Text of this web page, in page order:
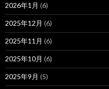
2026年1月 (6)
2025年12月 (6)
2025年11月 (6)
2025年10月 (6)
2025年9月 (5)